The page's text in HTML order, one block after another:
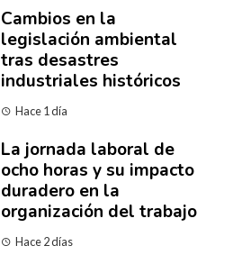
Cambios en la
legislación ambiental
tras desastres
industriales históricos
Hace 1 día
La jornada laboral de
ocho horas y su impacto
duradero en la
organización del trabajo
Hace 2 días